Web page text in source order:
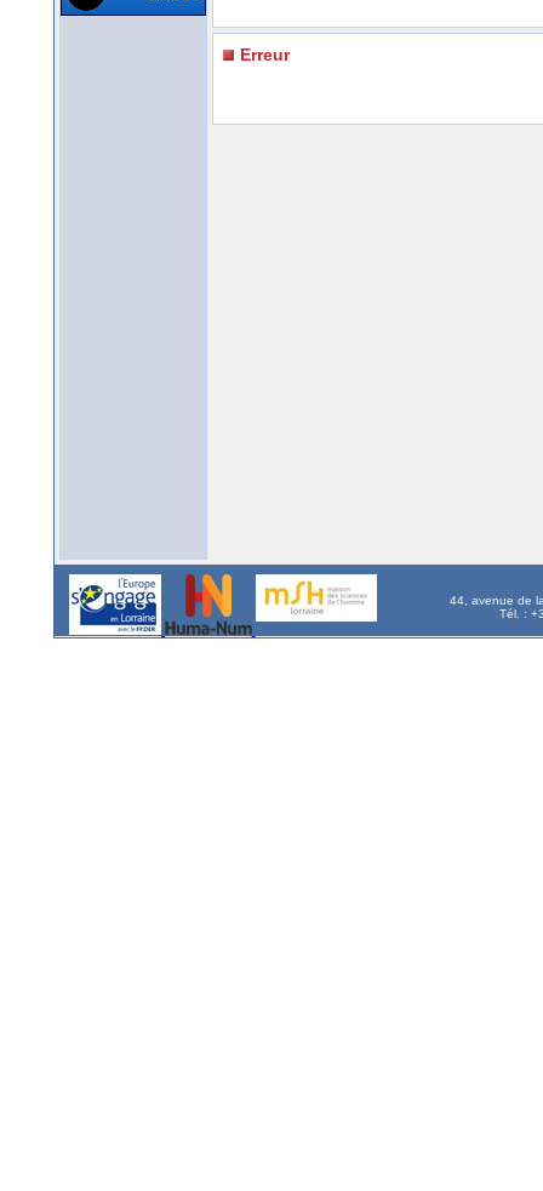
Erreur
44, avenue de
Tél. :